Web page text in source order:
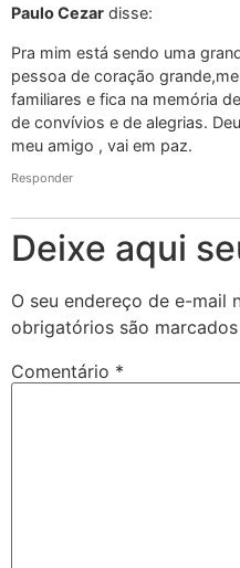
Paulo Cezar disse:
Pra mim está sendo uma
pessoa de coração
familiares e fica na memória
de convívios e de alegrias.
meu amigo , vai em paz.
Responder
Deixe aqui
O seu endereço de e-mail
obrigatórios são
Comentário *